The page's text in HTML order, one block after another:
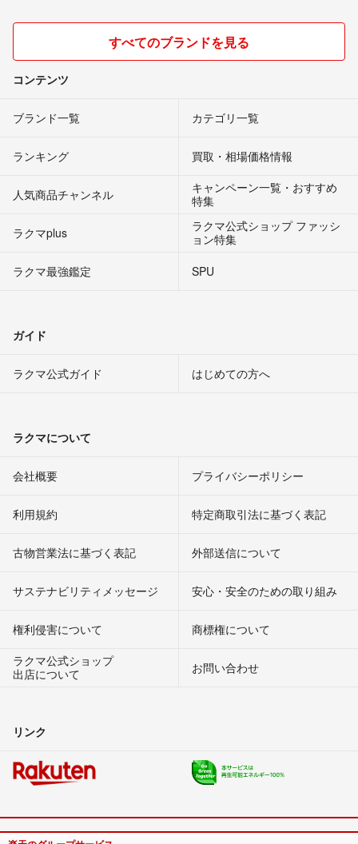
すべてのブランドを見る
コンテンツ
ブランド一覧 カテゴリ一覧
ランキング 買取・相場価格情報
人気商品チャンネル
キャンペーン一覧・おすすめ
特集
ラクマplus
ラクマ公式ショップ ファッシ
ョン特集
ラクマ最強鑑定
SPU
ガイド
ラクマ公式ガイド はじめての方へ
ラクマについて
会社概要 プライバシーポリシー
利用規約 特定商取引法に基づく表記
古物営業法に基づく表記 外部送信について
サステナビリティメッセージ 安心・安全のための取り組み
権利侵害について
商標権について
ラクマ公式ショップ
出店について
お問い合わせ
リンク